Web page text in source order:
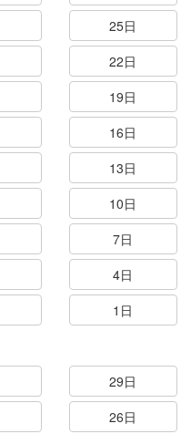
25日
22日
19日
16日
13日
10日
7日
4日
1日
29日
26日